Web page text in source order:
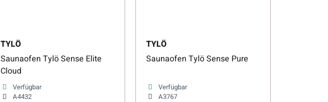
TYLÖ
Saunaofen Tylö Sense Elite
Cloud
Verfügbar
A4432
TYLÖ
Saunaofen Tylö Sense Pure
Verfügbar
A3767